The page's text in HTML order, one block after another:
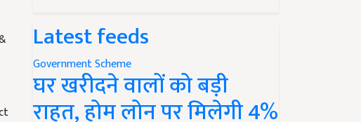
Latest feeds
Government Scheme
घर खरीदने वालों को बड़ी
राहत, होम लोन पर मिलेगी 4%